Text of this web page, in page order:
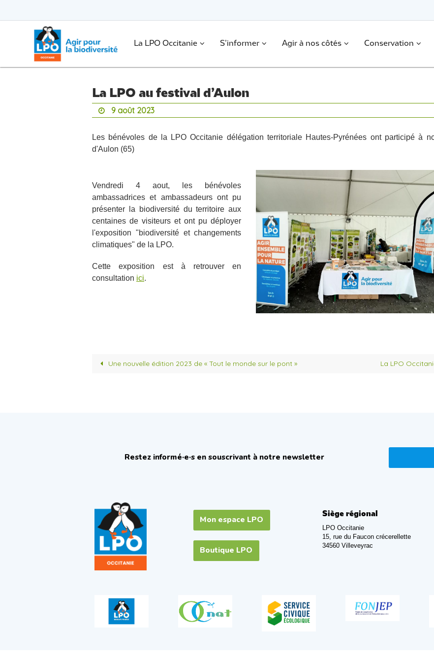
le
. La LPO Occitanie S’informer Agir à nos côtés Conservation
La LPO au festival d’Aulon
9 août 2023
Les bénévoles de la LPO Occitanie délégation territoriale Hautes-Pyrénées ont participé à
d'Aulon (65)
Vendredi 4 aout, les bénévoles
ambassadrices et ambassadeurs ont pu
présenter la biodiversité du territoire aux
centaines de visiteurs et ont pu déployer
l'exposition "biodiversité et changements
climatiques" de la LPO.
Cette exposition est à retrouver en
consultation ici.
Une nouvelle édition 2023 de « Tout le monde sur le pont » La LPO
Restez informé·e·s en souscrivant à notre newsletter
Mon espace LPO
Boutique LPO
Siège régional
LPO Occitanie
15, rue du Faucon crécerellette
34560 Villeveyrac